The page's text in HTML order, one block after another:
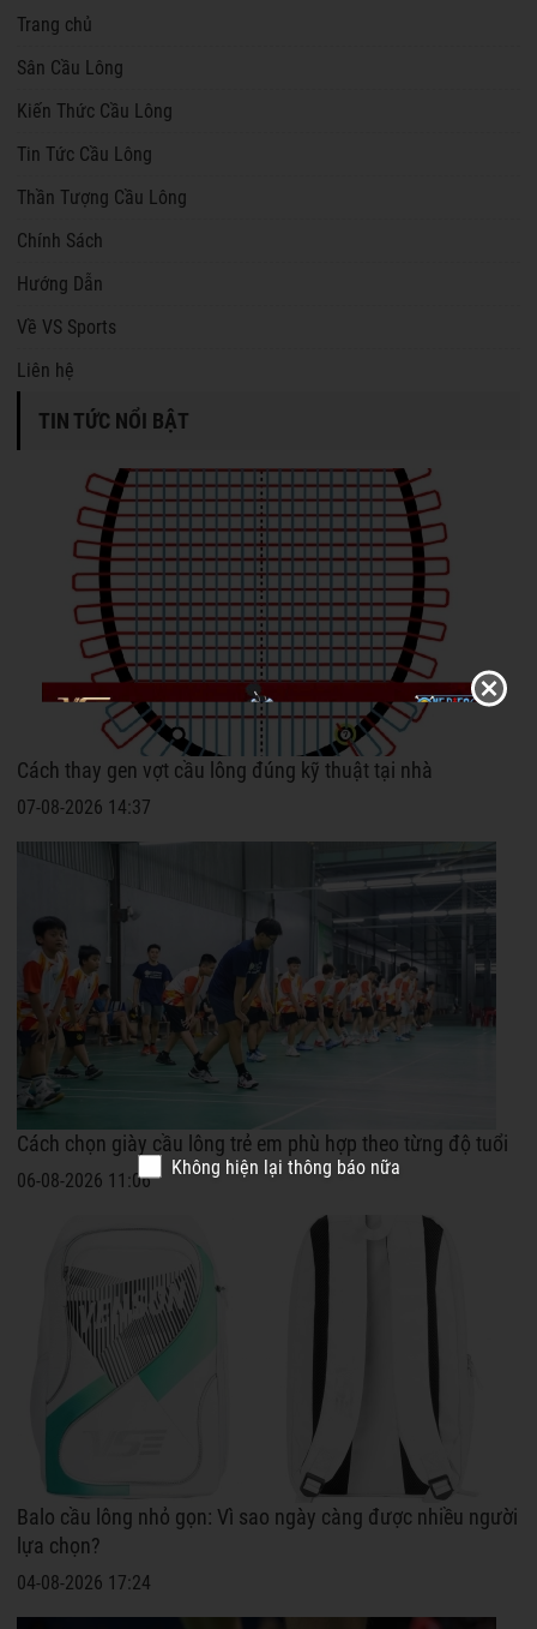
Trang chủ
Sân Cầu Lông
Kiến Thức Cầu Lông
Tin Tức Cầu Lông
Thần Tượng Cầu Lông
Chính Sách
Hướng Dẫn
Về VS Sports
Liên hệ
TIN TỨC NỔI BẬT
Cách thay gen vợt cầu lông đúng kỹ thuật tại nhà
07-08-2026 14:37
Cách chọn giày cầu lông trẻ em phù hợp theo từng độ tuổi
06-08-2026 11:06
Balo cầu lông nhỏ gọn: Vì sao ngày càng được nhiều người
lựa chọn?
04-08-2026 17:24
Không hiện lại thông báo nữa